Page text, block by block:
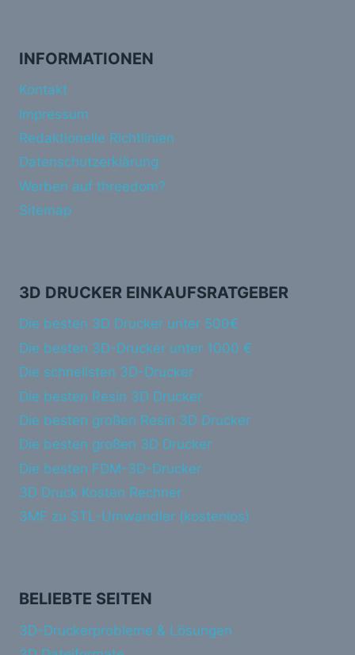
INFORMATIONEN
Kontakt
Impressum
Redaktionelle Richtlinien
Datenschutzerklärung
Werben auf threedom?
Sitemap
3D DRUCKER EINKAUFSRATGEBER
Die besten 3D Drucker unter 500€
Die besten 3D-Drucker unter 1000 €
Die schnellsten 3D-Drucker
Die besten Resin 3D Drucker
Die besten großen Resin 3D Drucker
Die besten großen 3D Drucker
Die besten FDM-3D-Drucker
3D Druck Kosten Rechner
3MF zu STL-Umwandler (kostenlos)
BELIEBTE SEITEN
3D-Druckerprobleme & Lösungen